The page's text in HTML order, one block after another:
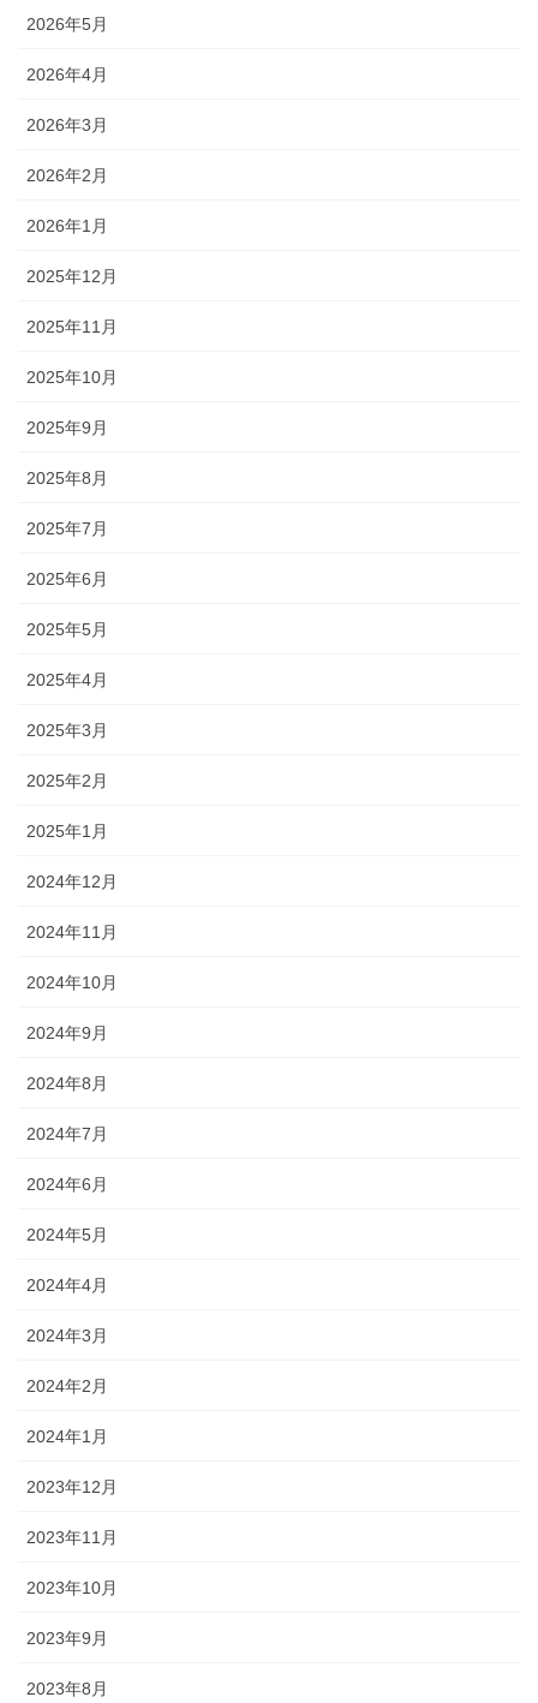
2026年5月
2026年4月
2026年3月
2026年2月
2026年1月
2025年12月
2025年11月
2025年10月
2025年9月
2025年8月
2025年7月
2025年6月
2025年5月
2025年4月
2025年3月
2025年2月
2025年1月
2024年12月
2024年11月
2024年10月
2024年9月
2024年8月
2024年7月
2024年6月
2024年5月
2024年4月
2024年3月
2024年2月
2024年1月
2023年12月
2023年11月
2023年10月
2023年9月
2023年8月